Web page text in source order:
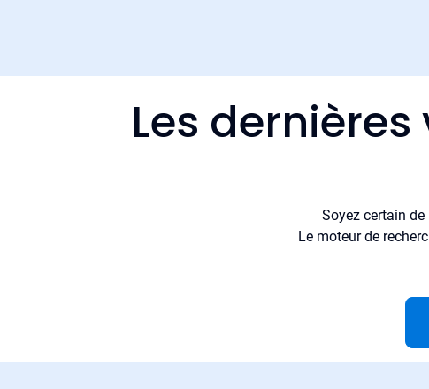
Les
Soyez certain
Le moteur de